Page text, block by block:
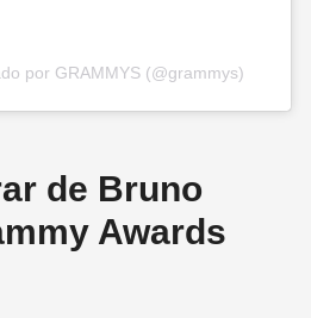
por GRAMMYS (@grammys)
de Bruno
Awards